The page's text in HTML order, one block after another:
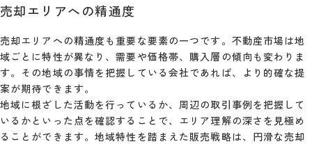
売却エリアへの精通度
売却エリアへの精通度も重要な要素の一つです。不動産市場は地
域ごとに特性が異なり、需要や価格帯、購入層の傾向も変わりま
す。その地域の事情を把握している会社であれば、より的確な提
案が期待できます。
地域に根ざした活動を行っているか、周辺の取引事例を把握して
いるかといった点を確認することで、エリア理解の深さを見極め
ることができます。地域特性を踏まえた販売戦略は、円滑な売却